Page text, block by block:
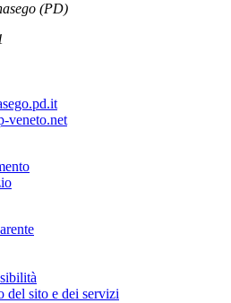
(PD)
veneto.net
del sito e dei servizi